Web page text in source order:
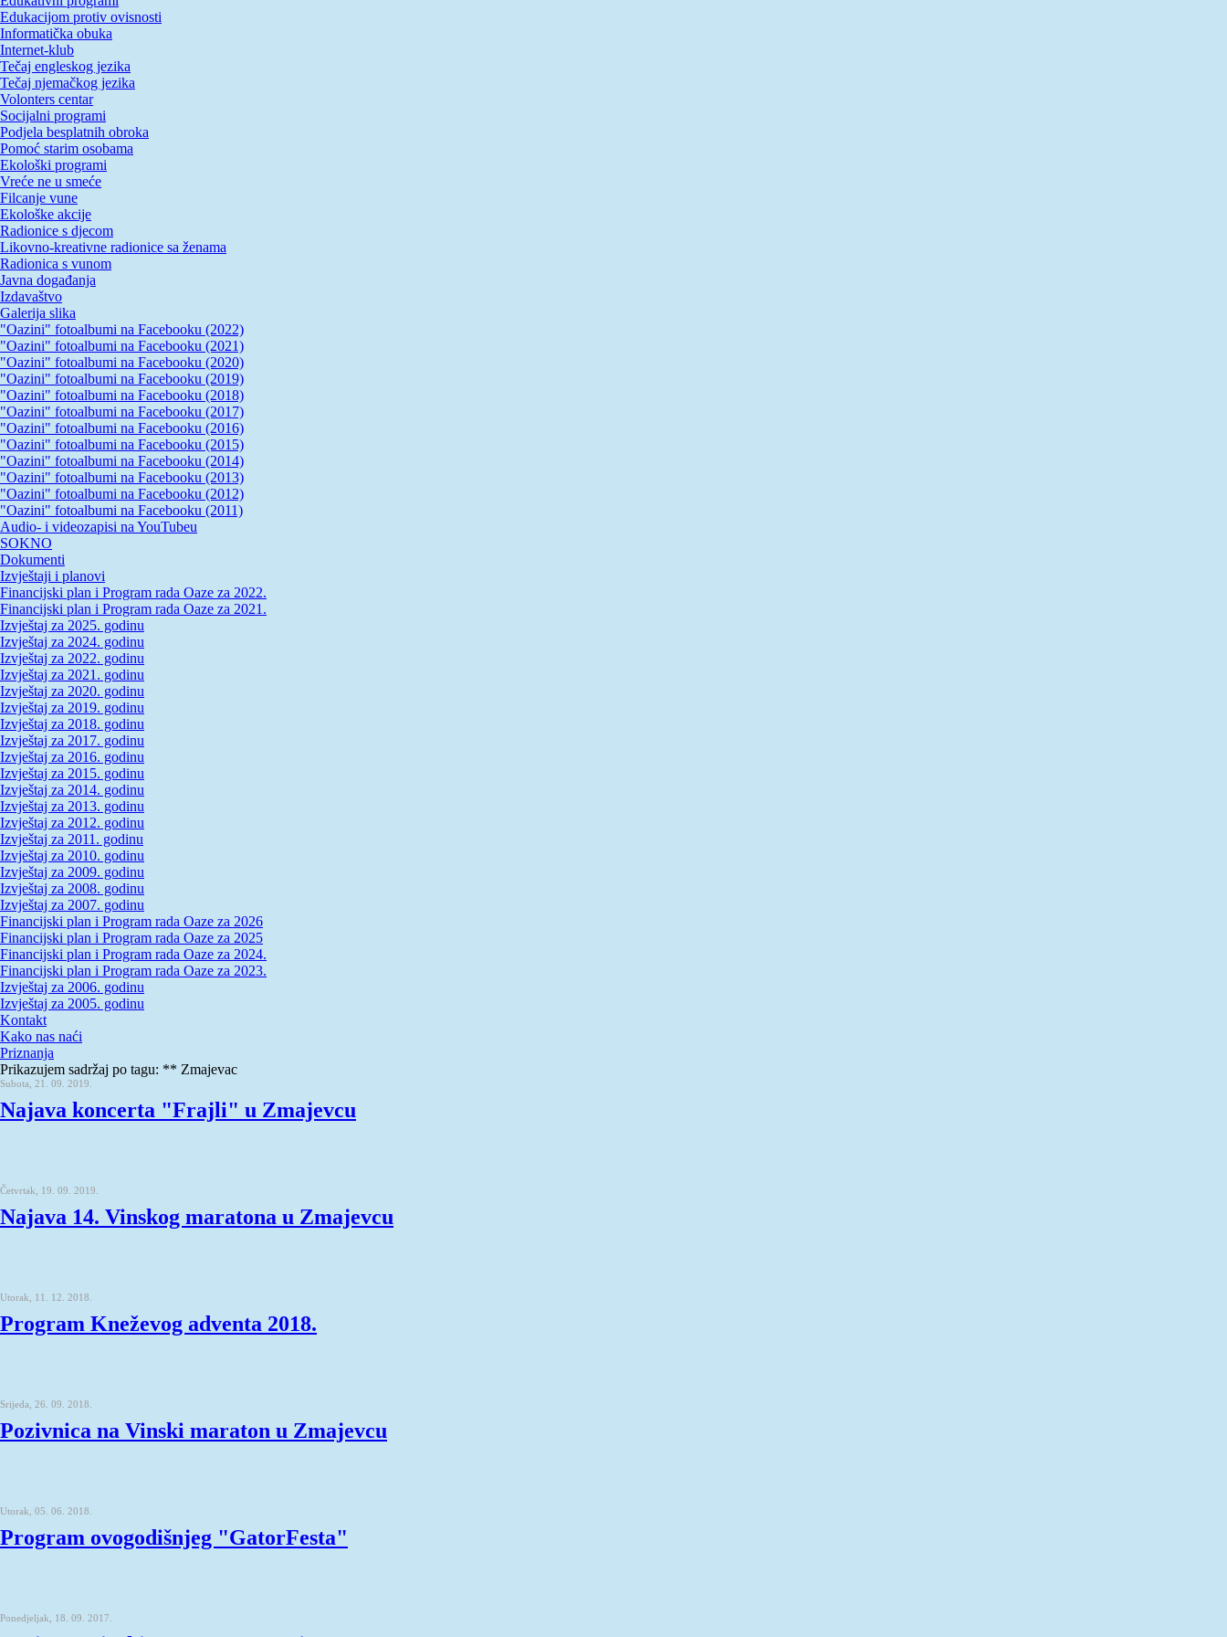
Edukacijom protiv ovisnosti
Informatička obuka
Internet-klub
Tečaj engleskog jezika
Tečaj njemačkog jezika
Volonters centar
Socijalni programi
Podjela besplatnih obroka
Pomoć starim osobama
Ekološki programi
Vreće ne u smeće
Filcanje vune
Ekološke akcije
Radionice s djecom
Likovno-kreativne radionice sa ženama
Radionica s vunom
Javna događanja
Izdavaštvo
Galerija slika
"Oazini" fotoalbumi na Facebooku (2022)
"Oazini" fotoalbumi na Facebooku (2021)
"Oazini" fotoalbumi na Facebooku (2020)
"Oazini" fotoalbumi na Facebooku (2019)
"Oazini" fotoalbumi na Facebooku (2018)
"Oazini" fotoalbumi na Facebooku (2017)
"Oazini" fotoalbumi na Facebooku (2016)
"Oazini" fotoalbumi na Facebooku (2015)
"Oazini" fotoalbumi na Facebooku (2014)
"Oazini" fotoalbumi na Facebooku (2013)
"Oazini" fotoalbumi na Facebooku (2012)
"Oazini" fotoalbumi na Facebooku (2011)
Audio- i videozapisi na YouTubeu
SOKNO
Dokumenti
Izvještaji i planovi
Financijski plan i Program rada Oaze za 2022.
Financijski plan i Program rada Oaze za 2021.
Izvještaj za 2025. godinu
Izvještaj za 2024. godinu
Izvještaj za 2022. godinu
Izvještaj za 2021. godinu
Izvještaj za 2020. godinu
Izvještaj za 2019. godinu
Izvještaj za 2018. godinu
Izvještaj za 2017. godinu
Izvještaj za 2016. godinu
Izvještaj za 2015. godinu
Izvještaj za 2014. godinu
Izvještaj za 2013. godinu
Izvještaj za 2012. godinu
Izvještaj za 2011. godinu
Izvještaj za 2010. godinu
Izvještaj za 2009. godinu
Izvještaj za 2008. godinu
Izvještaj za 2007. godinu
Financijski plan i Program rada Oaze za 2026
Financijski plan i Program rada Oaze za 2025
Financijski plan i Program rada Oaze za 2024.
Financijski plan i Program rada Oaze za 2023.
Izvještaj za 2006. godinu
Izvještaj za 2005. godinu
Kontakt
Kako nas naći
Priznanja
Prikazujem sadržaj po tagu: ** Zmajevac
Subota, 21. 09. 2019.
Najava koncerta "Frajli" u Zmajevcu
Četvrtak, 19. 09. 2019.
Najava 14. Vinskog maratona u Zmajevcu
Utorak, 11. 12. 2018.
Program Kneževog adventa 2018.
Srijeda, 26. 09. 2018.
Pozivnica na Vinski maraton u Zmajevcu
Utorak, 05. 06. 2018.
Program ovogodišnjeg "GatorFesta"
Ponedjeljak, 18. 09. 2017.